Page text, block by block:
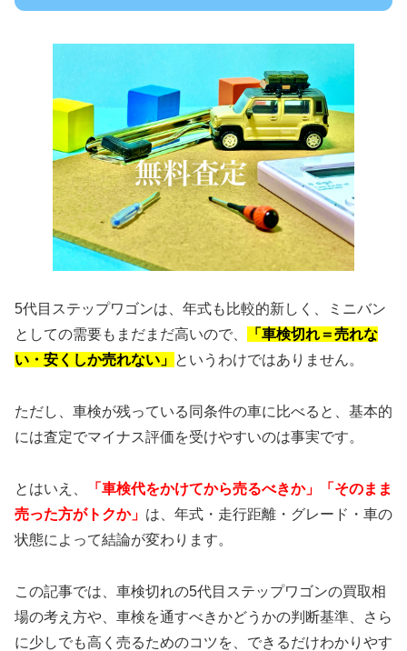
5代目ステップワゴンは、年式も比較的新しく、ミニバン
としての需要もまだまだ高いので、
「車検切れ＝売れな
い・安くしか売れない」 というわけではありません。
ただし、車検が残っている同条件の車に比べると、基本的
には査定でマイナス評価を受けやすいのは事実です。
とはいえ、
「車検代をかけてから売るべきか」「そのまま
売った方がトクか」 は、年式・走行距離・グレード・車の
状態によって結論が変わります。
この記事では、車検切れの5代目ステップワゴンの買取相
場の考え方や、車検を通すべきかどうかの判断基準、さら
に少しでも高く売るためのコツを、できるだけわかりやす